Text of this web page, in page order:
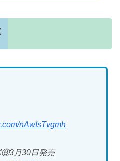
nAwIsTvgmh
月30日発売